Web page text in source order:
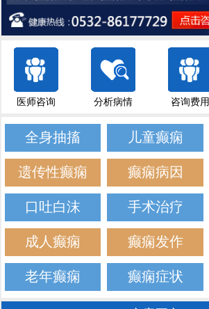
医师咨询 分析病情 咨询费用
全身抽搐 儿童癫痫
遗传性癫痫 癫痫病因
口吐白沫 手术治疗
成人癫痫 癫痫发作
老年癫痫 癫痫症状